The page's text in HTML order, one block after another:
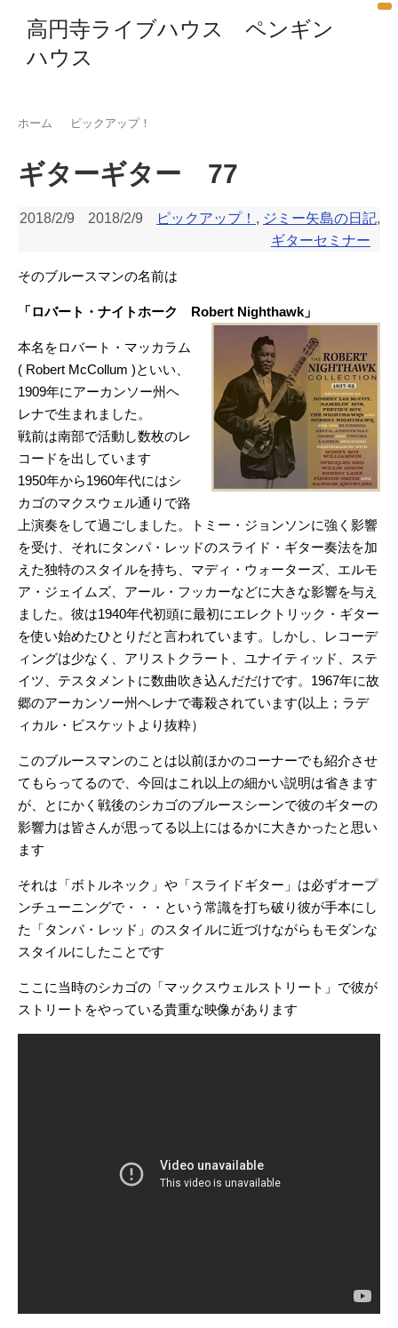
高円寺ライブハウス ペンギン
ハウス
ホーム ピックアップ！
ギターギター 77
2018/2/9 2018/2/9 ピックアップ！ , ジミー矢島の日記,
ギターセミナー
そのブルースマンの名前は
「ロバート・ナイトホーク Robert Nighthawk」
本名をロバート・マッカラム
( Robert McCollum )といい、
1909年にアーカンソー州ヘ
レナで生まれました。
戦前は南部で活動し数枚のレ
コードを出しています
1950年から1960年代にはシ
カゴのマクスウェル通りで路
上演奏をして過ごしました。トミー・ジョンソンに強く影響
を受け、それにタンパ・レッドのスライド・ギター奏法を加
えた独特のスタイルを持ち、マディ・ウォーターズ、エルモ
ア・ジェイムズ、アール・フッカーなどに大きな影響を与え
ました。彼は1940年代初頭に最初にエレクトリック・ギター
を使い始めたひとりだと言われています。しかし、レコーデ
ィングは少なく、アリストクラート、ユナイティッド、ステ
イツ、テスタメントに数曲吹き込んだだけです。1967年に故
郷のアーカンソー州ヘレナで毒殺されています(以上；ラデ
ィカル・ビスケットより抜粋）
このブルースマンのことは以前ほかのコーナーでも紹介させ
てもらってるので、今回はこれ以上の細かい説明は省きます
が、とにかく戦後のシカゴのブルースシーンで彼のギターの
影響力は皆さんが思ってる以上にはるかに大きかったと思い
ます
それは「ボトルネック」や「スライドギター」は必ずオープ
ンチューニングで・・・という常識を打ち破り彼が手本にし
た「タンパ・レッド」のスタイルに近づけながらもモダンな
スタイルにしたことです
ここに当時のシカゴの「マックスウェルストリート」で彼が
ストリートをやっている貴重な映像があります